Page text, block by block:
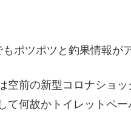
ポツポツと釣果情報が
空前の新型コロナショ
て何故かトイレットペ